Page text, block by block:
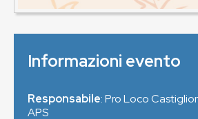
Informazioni evento
Responsabile: Pro Loco
APS